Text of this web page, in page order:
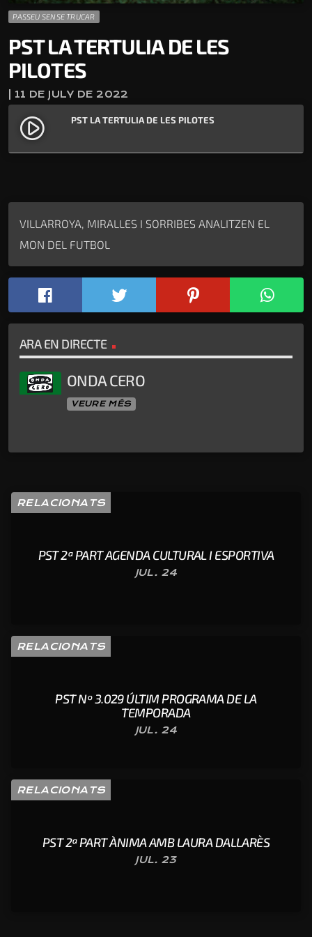
PASSEU SENSE TRUCAR
PST LA TERTULIA DE LES
PILOTES
| 11 DE JULY DE 2022
play_circle_filled PST LA TERTULIA DE LES PILOTES
VILLARROYA, MIRALLES I SORRIBES ANALITZEN EL
MON DEL FUTBOL
ARA EN DIRECTE
ONDA CERO
VEURE MÉS
RELACIONATS
PST 2ª PART AGENDA CULTURAL I ESPORTIVA
JUL. 24
RELACIONATS
PST Nº 3.029 ÚLTIM PROGRAMA DE LA
TEMPORADA
JUL. 24
RELACIONATS
PST 2ª PART ÀNIMA AMB LAURA DALLARÈS
JUL. 23